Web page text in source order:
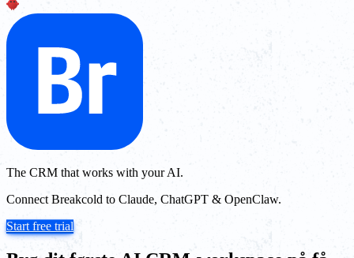
The CRM that works with your AI.
Connect Breakcold to Claude, ChatGPT & OpenClaw.
Start free trial